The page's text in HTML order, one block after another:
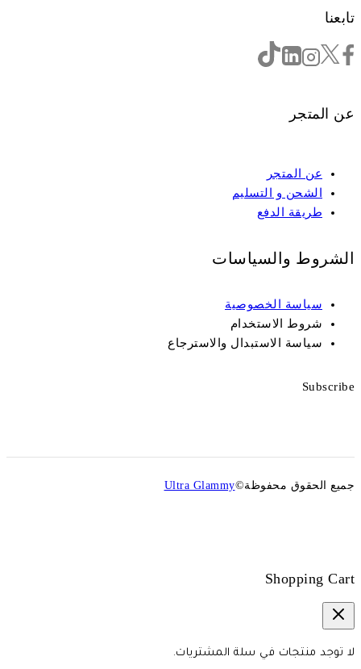
تابعنا
عن المتجر
عن المتجر
الشحن و التسليم
طريقة الدفع
الشروط والسياسات
سياسة الخصوصية
شروط الاستخدام
سياسة الاستبدال والاسترجاع
Subscribe
جميع الحقوق محفوظة©Ultra Glammy
Shopping Cart
لا توجد منتجات في سلة المشتريات.